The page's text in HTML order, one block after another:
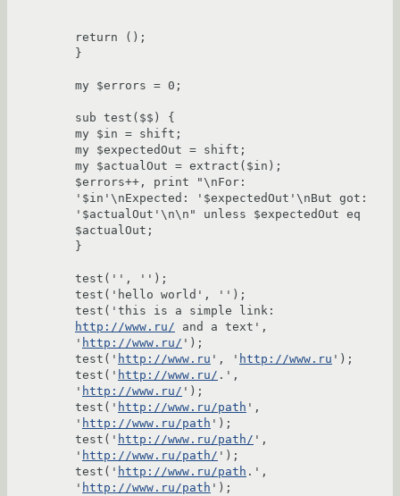
return ();
}
my $errors = 0;
sub test($$) {
my $in = shift;
my $expectedOut = shift;
my $actualOut = extract($in);
$errors++, print "\nFor:
'$in'\nExpected: '$expectedOut'\nBut got:
'$actualOut'\n\n" unless $expectedOut eq
$actualOut;
}
test('', '');
test('hello world', '');
http://www.ru/ and a text',
' http://www.ru/ ');
test(' http://www.ru ', ' http://www.ru ');
test(' http://www.ru/ .',
' http://www.ru/ ');
test(' http://www.ru/path ',
' http://www.ru/path ');
test(' http://www.ru/path/ ',
' http://www.ru/path/ ');
test(' http://www.ru/path .',
' http://www.ru/path ');